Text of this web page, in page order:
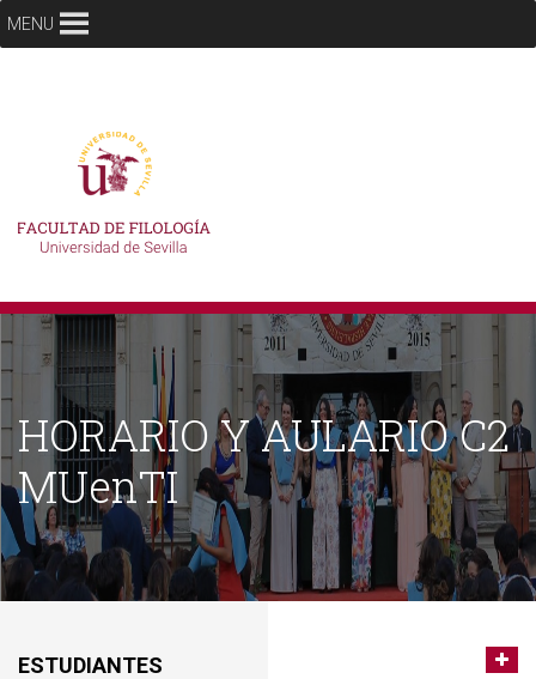
MENU
HORARIO Y AULARIO C2
MUenTI
ESTUDIANTES